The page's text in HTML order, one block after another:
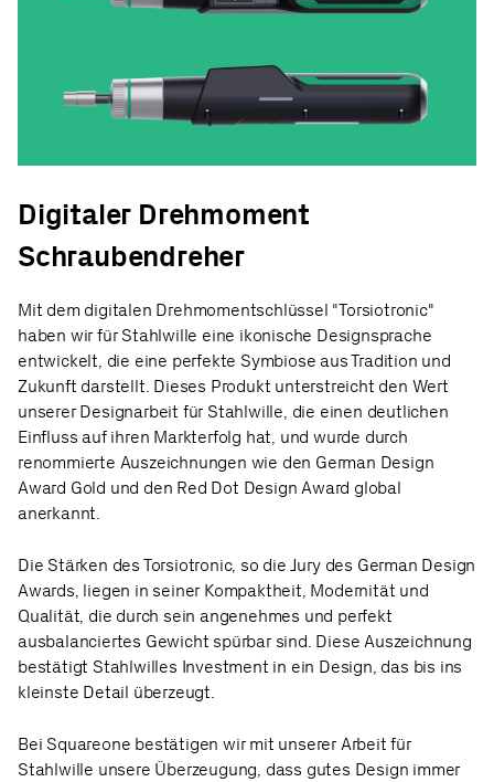
Digitaler Drehmoment
Schraubendreher
Mit dem digitalen Drehmomentschlüssel "Torsiotronic"
haben wir für Stahlwille eine ikonische Designsprache
entwickelt, die eine perfekte Symbiose aus Tradition und
Zukunft darstellt. Dieses Produkt unterstreicht den Wert
unserer Designarbeit für Stahlwille, die einen deutlichen
Einfluss auf ihren Markterfolg hat, und wurde durch
renommierte Auszeichnungen wie den German Design
Award Gold und den Red Dot Design Award global
anerkannt.
Die Stärken des Torsiotronic, so die Jury des German Design
Awards, liegen in seiner Kompaktheit, Modernität und
Qualität, die durch sein angenehmes und perfekt
ausbalanciertes Gewicht spürbar sind. Diese Auszeichnung
bestätigt Stahlwilles Investment in ein Design, das bis ins
kleinste Detail überzeugt.
Bei Squareone bestätigen wir mit unserer Arbeit für
Stahlwille unsere Überzeugung, dass gutes Design immer